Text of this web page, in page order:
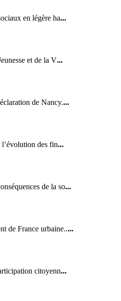
en légère ha...
et de la V...
de Nancy....
l’évolution des fin...
de la so...
de France urbaine.....
citoyenn...